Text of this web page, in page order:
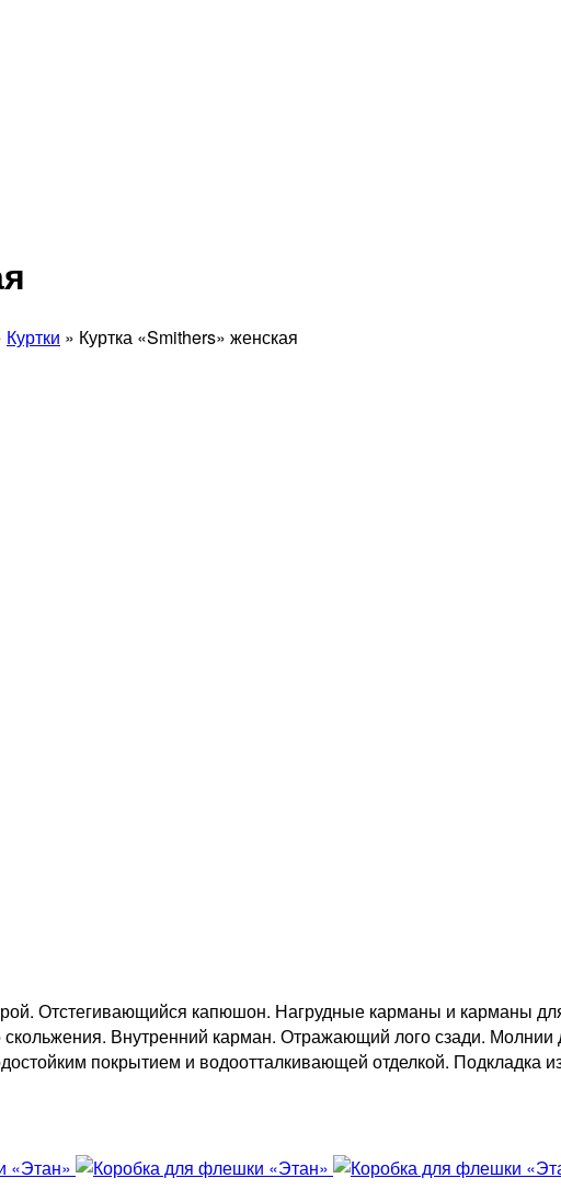
Куртки » Куртка «Smithers» женская
Отстегивающийся капюшон. Нагрудные карманы и карманы
Внутренний карман. Отражающий лого сзади. Молнии
покрытием и водоотталкивающей отделкой. Подкладка